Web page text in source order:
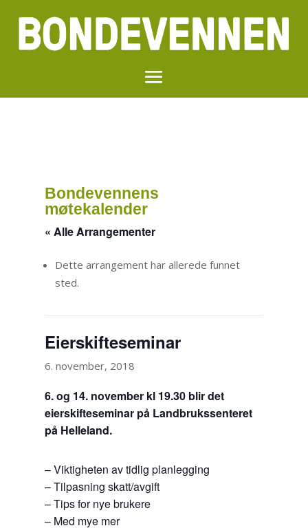
Bondevennens
møtekalender
« Alle Arrangementer
Dette arrangement har allerede funnet
sted.
Eierskifteseminar
6. november, 2018
6. og 14. november kl 19.30 blir det
eierskifteseminar på Landbrukssenteret
på Helleland.
– Viktigheten av tidlig planlegging
– Tilpasning skatt/avgift
– Tips for nye brukere
– Med mye mer